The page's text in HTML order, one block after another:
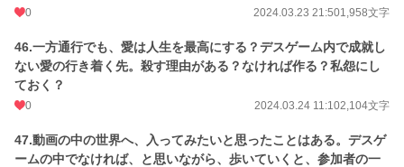
0 2024.03.23 21:501,958文字
46.一方通行でも、愛は人生を最高にする？デスゲーム内で成就し
ない愛の行き着く先。殺す理由がある？なければ作る？私怨にし
ておく？
0 2024.03.24 11:102,104文字
47.動画の中の世界へ、入ってみたいと思ったことはある。デスゲ
ームの中でなければ、と思いながら、歩いていくと、参加者の一